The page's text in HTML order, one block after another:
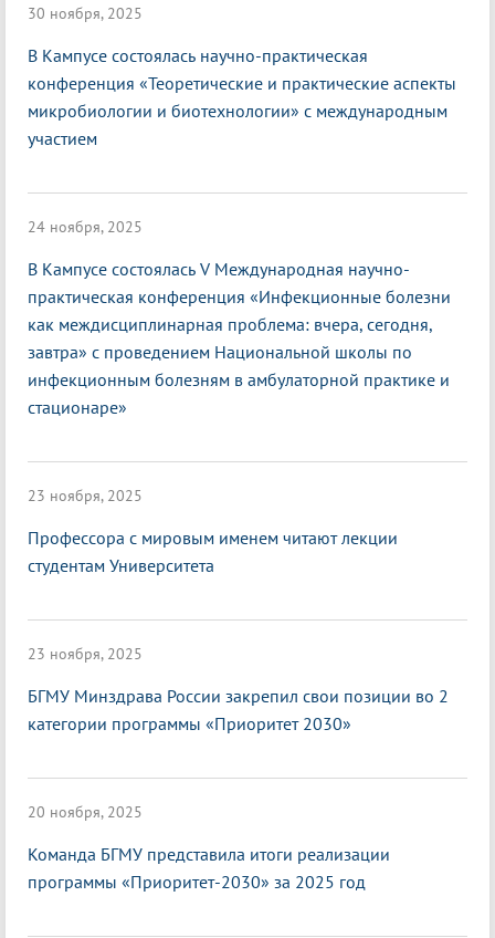
30 ноября, 2025
В Кампусе состоялась научно-практическая
конференция «Теоретические и практические аспекты
микробиологии и биотехнологии» с международным
участием
24 ноября, 2025
В Кампусе состоялась V Международная научно-
практическая конференция «Инфекционные болезни
как междисциплинарная проблема: вчера, сегодня,
завтра» с проведением Национальной школы по
инфекционным болезням в амбулаторной практике и
стационаре»
23 ноября, 2025
Профессора с мировым именем читают лекции
студентам Университета
23 ноября, 2025
БГМУ Минздрава России закрепил свои позиции во 2
категории программы «Приоритет 2030»
20 ноября, 2025
Команда БГМУ представила итоги реализации
программы «Приоритет-2030» за 2025 год